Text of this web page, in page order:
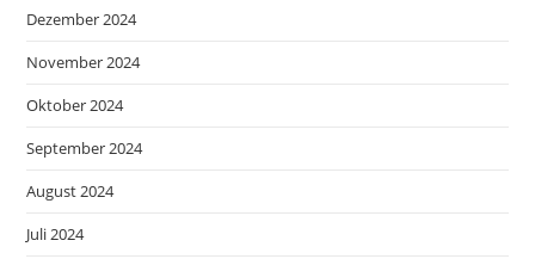
Dezember 2024
November 2024
Oktober 2024
September 2024
August 2024
Juli 2024